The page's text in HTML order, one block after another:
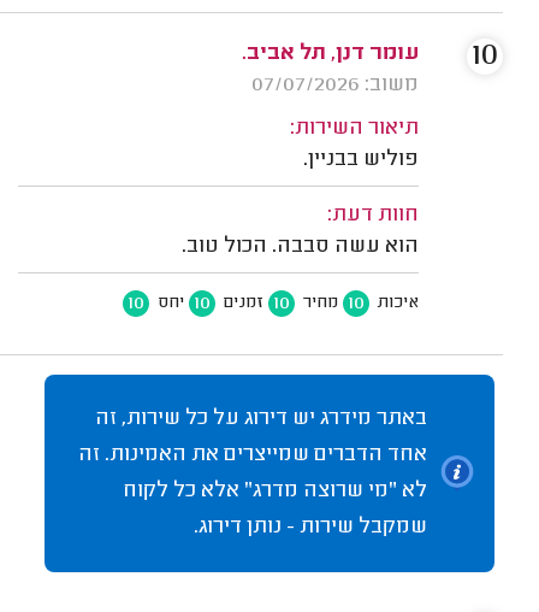
עומר דנן, תל אביב.
משוב: 07/07/2026
תיאור השירות:
פוליש בבניין.
חוות דעת:
הוא עשה סבבה. הכול טוב.
איכות 10 מחיר 10 זמנים 10 יחס 10
10
באתר מידרג יש דירוג על כל שירות, זה
אחד הדברים שמייצרים את האמינות. זה
לא "מי שרוצה מדרג" אלא כל לקוח
שמקבל שירות - נותן דירוג.